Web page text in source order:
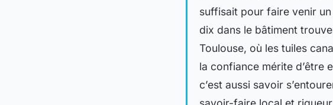
suffisait pour faire venir
dix dans le bâtiment
Toulouse, où les tuiles
la confiance mérite d’être
c’est aussi savoir